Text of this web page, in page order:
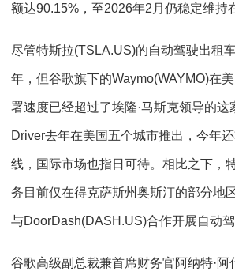
额达90.15%，至2026年2月仍稳定维持
尽管特斯拉(TSLA.US)的自动驾驶出租
年，但谷歌旗下的Waymo(WAYMO)在
署速度已经超过了埃隆·马斯克领导的这
Driver去年在美国五个城市推出，今年
线，国际市场也指日可待。相比之下，
务目前仅在得克萨斯州奥斯汀的部分地
与DoorDash(DASH.US)合作开展自动驾
谷歌高级副总裁兼首席财务官阿纳特·阿